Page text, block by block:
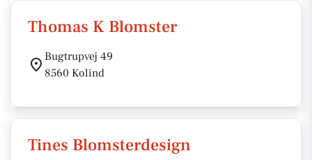
Thomas K Blomster
Bugtrupvej 49
8560 Kolind
Tines Blomsterdesign